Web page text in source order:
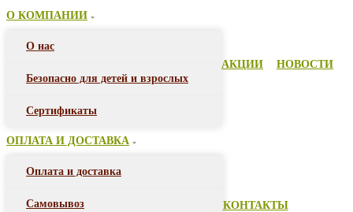
О КОМПАНИИ
О нас
Безопасно для детей и взрослых
Сертификаты
АКЦИИ НОВОСТИ
ОПЛАТА И ДОСТАВКА
Оплата и доставка
Самовывоз КОНТАКТЫ